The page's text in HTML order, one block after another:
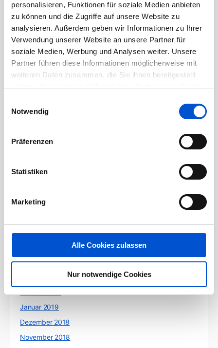
personalisieren, Funktionen für soziale Medien anbieten
zu können und die Zugriffe auf unsere Website zu
analysieren. Außerdem geben wir Informationen zu Ihrer
Verwendung unserer Website an unsere Partner für
soziale Medien, Werbung und Analysen weiter. Unsere
Partner führen diese Informationen möglicherweise mit
weiteren Daten zusammen, die Sie ihnen bereitgestellt
Notwendig
Präferenzen
Statistiken
Marketing
Alle Cookies zulassen
Nur notwendige Cookies
September 2020
August 2020
Juli 2020
Juni 2020
Mai 2020
Februar 2020
Dezember 2019
Oktober 2019
August 2019
Juni 2019
April 2019
Januar 2019
Dezember 2018
November 2018